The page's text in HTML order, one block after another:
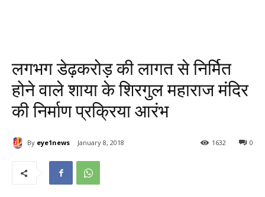
लगभग डेढ़करोड़ की लागत से निर्मित
होने वाले शाया के शिरगुल महाराज मंदिर
की निर्माण प्रक्रिया आरंभ
By eye1news January 8, 2018 0
1632